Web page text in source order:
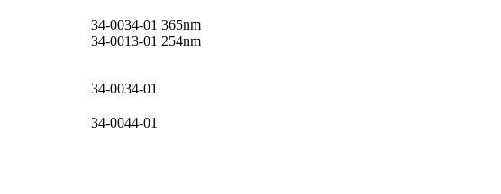
34-0034-01 365nm
34-0013-01 254nm
34-0034-01
34-0044-01